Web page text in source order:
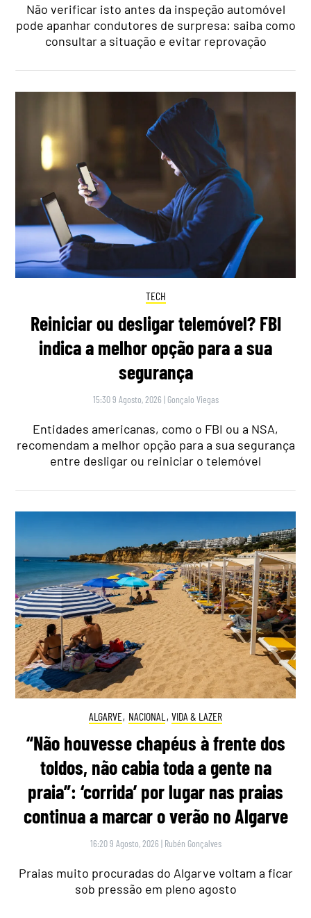
Não verificar isto antes da inspeção automóvel
pode apanhar condutores de surpresa: saiba como
consultar a situação e evitar reprovação
TECH
Reiniciar ou desligar telemóvel? FBI
indica a melhor opção para a sua
segurança
15:30 9 Agosto, 2026 | Gonçalo Viegas
Entidades americanas, como o FBI ou a NSA,
recomendam a melhor opção para a sua segurança
entre desligar ou reiniciar o telemóvel
ALGARVE, NACIONAL , VIDA & LAZER
“Não houvesse chapéus à frente dos
toldos, não cabia toda a gente na
praia”: ‘corrida’ por lugar nas praias
continua a marcar o verão no Algarve
16:20 9 Agosto, 2026 | Rubén Gonçalves
Praias muito procuradas do Algarve voltam a ficar
sob pressão em pleno agosto